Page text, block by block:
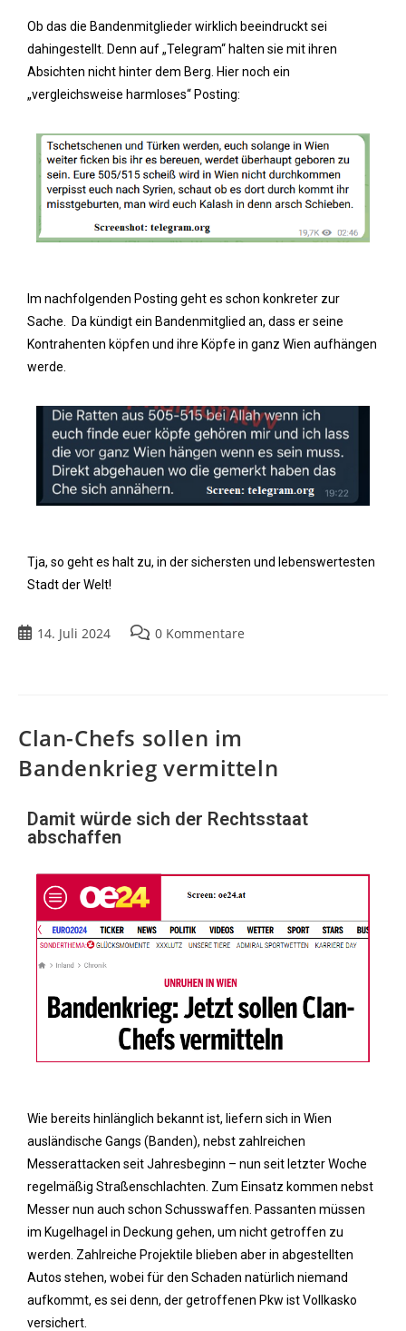
Ob das die Bandenmitglieder wirklich beeindruckt sei
dahingestellt. Denn auf „Telegram“ halten sie mit ihren
Absichten nicht hinter dem Berg. Hier noch ein
„vergleichsweise harmloses“ Posting:
Im nachfolgenden Posting geht es schon konkreter zur
Sache. Da kündigt ein Bandenmitglied an, dass er seine
Kontrahenten köpfen und ihre Köpfe in ganz Wien aufhängen
werde.
Tja, so geht es halt zu, in der sichersten und lebenswertesten
Stadt der Welt!
14. Juli 2024 0 Kommentare
Clan-Chefs sollen im
Bandenkrieg vermitteln
Damit würde sich der Rechtsstaat
abschaffen
Wie bereits hinlänglich bekannt ist, liefern sich in Wien
ausländische Gangs (Banden), nebst zahlreichen
Messerattacken seit Jahresbeginn – nun seit letzter Woche
regelmäßig Straßenschlachten. Zum Einsatz kommen nebst
Messer nun auch schon Schusswaffen. Passanten müssen
im Kugelhagel in Deckung gehen, um nicht getroffen zu
werden. Zahlreiche Projektile blieben aber in abgestellten
Autos stehen, wobei für den Schaden natürlich niemand
aufkommt, es sei denn, der getroffenen Pkw ist Vollkasko
versichert.